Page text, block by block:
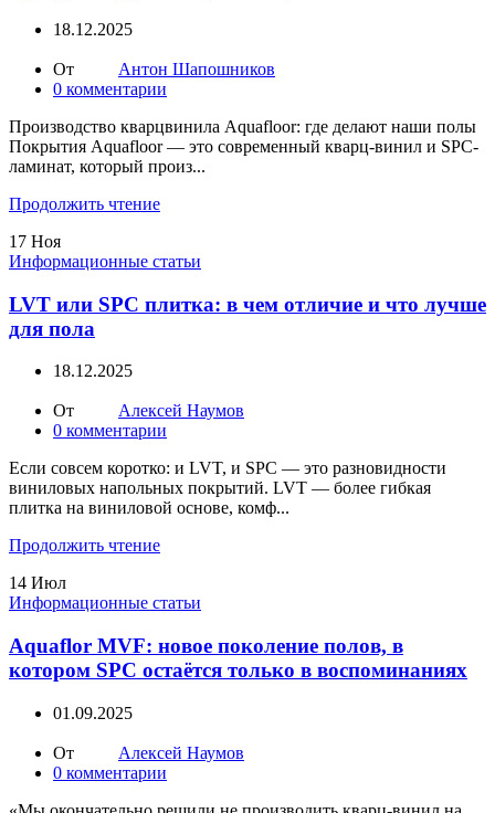
18.12.2025
От
Антон Шапошников
0 комментарии
Производство кварцвинила Aquafloor: где делают наши полы
Покрытия Aquafloor — это современный кварц-винил и SPC-
ламинат, который произ...
Продолжить чтение
17 Ноя
Информационные статьи
LVT или SPC плитка: в чем отличие и что лучше
для пола
18.12.2025
От
Алексей Наумов
0 комментарии
Если совсем коротко: и LVT, и SPC — это разновидности
виниловых напольных покрытий. LVT — более гибкая
плитка на виниловой основе, комф...
Продолжить чтение
14 Июл
Информационные статьи
Aquaflor MVF: новое поколение полов, в
котором SPC остаётся только в воспоминаниях
01.09.2025
От
Алексей Наумов
0 комментарии